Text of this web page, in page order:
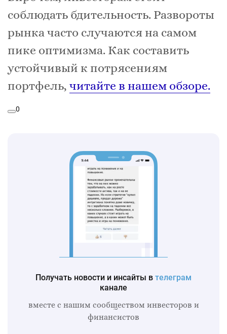
соблюдать бдительность. Развороты
рынка часто случаются на самом
пике оптимизма. Как составить
устойчивый к потрясениям
портфель, читайте в нашем обзоре.
0
Получать новости и инсайты в телеграм
канале
вместе с нашим сообществом инвесторов и
финансистов